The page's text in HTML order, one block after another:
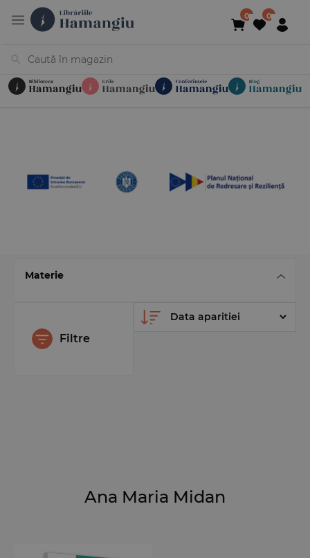
Materie
Filtre
Ana Maria Midan